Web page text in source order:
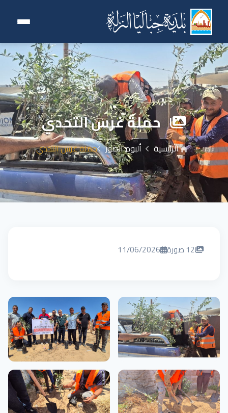
حملة غرس التحدي
الرئيسية ألبوم الصور حملة غرس التحدي
12 صورة 11/06/2026